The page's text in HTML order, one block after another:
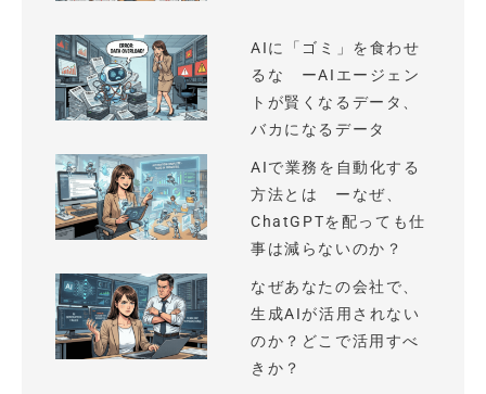
AIに「ゴミ」を食わせ
るな ーAIエージェン
トが賢くなるデータ、
バカになるデータ
AIで業務を自動化する
方法とは ーなぜ、
ChatGPTを配っても仕
事は減らないのか？
なぜあなたの会社で、
生成AIが活用されない
のか？どこで活用すべ
きか？